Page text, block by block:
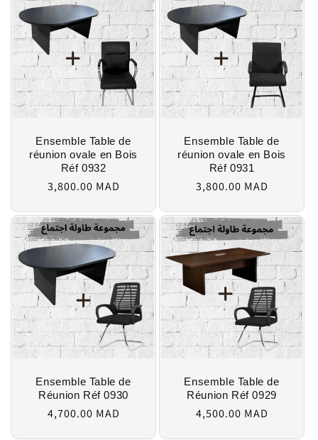
c
t
i
o
Ensemble Table de
réunion ovale en Bois
Réf 0932
Prix
habituel
3,800.00 MAD
Ensemble Table de
réunion ovale en Bois
Réf 0931
Prix
habituel
3,800.00 MAD
Ensemble Table de
Réunion Réf 0930
Prix
habituel
4,700.00 MAD
Ensemble Table de
Réunion Réf 0929
Prix
habituel
4,500.00 MAD